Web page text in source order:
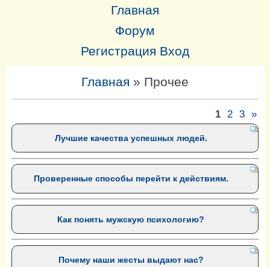
Главная
Форум
Регистрация Вход
Главная » Прочее
1 2 3 »
Лучшие качества успешных людей.
Проверенные способы перейти к действиям.
Как понять мужскую психологию?
Почему наши жесты выдают нас?